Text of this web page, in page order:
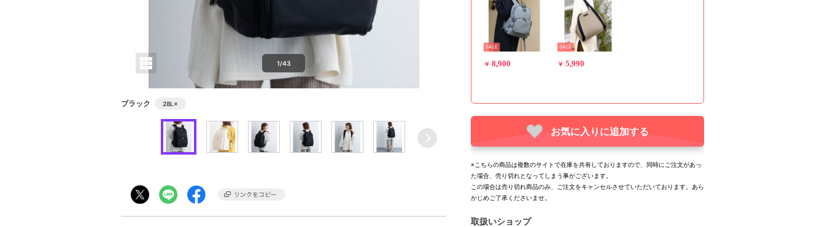
1/43
ブラック 28L ×
SALE
￥ 8,900
SALE
￥ 5,990
お気に入りに追加する
※こちらの商品は複数のサイトで在庫を共有しておりますので、同時にご注文があっ
た場合、売り切れとなってしまう事がございます。
この場合は売り切れ商品のみ、ご注文をキャンセルさせていただいております。あら
かじめご了承くださいませ。
取扱いショップ